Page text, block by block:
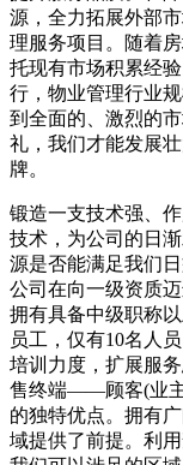
源，全力拓展外部
理服务项目。随着
托现有市场积累经
行，物业管理行业
到全面的、激烈的
礼，我们才能发展
牌。
锻造一支技术强、
技术，为公司的日
源是否能满足我们
公司在向一级资质
拥有具备中级职称
员工，仅有10名人
培训力度，扩展服
售终端——顾客(业
的独特优点。拥有
域提供了前提。利